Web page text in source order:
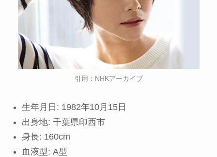
引用：NHKアーカイブ
生年月日: 1982年10月15日
出身地: 千葉県印西市
身長: 160cm
血液型: A型